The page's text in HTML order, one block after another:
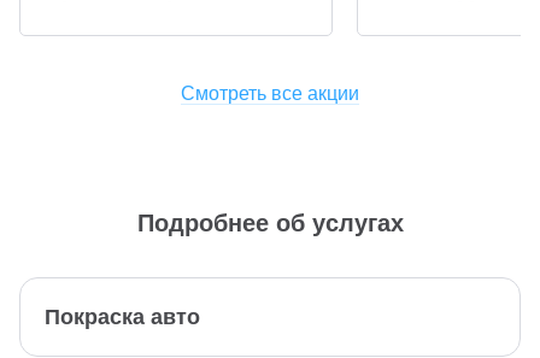
Смотреть все акции
Подробнее об услугах
Покраска авто